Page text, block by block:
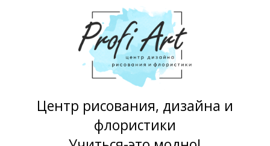
Центр рисования, дизайна и
флористики